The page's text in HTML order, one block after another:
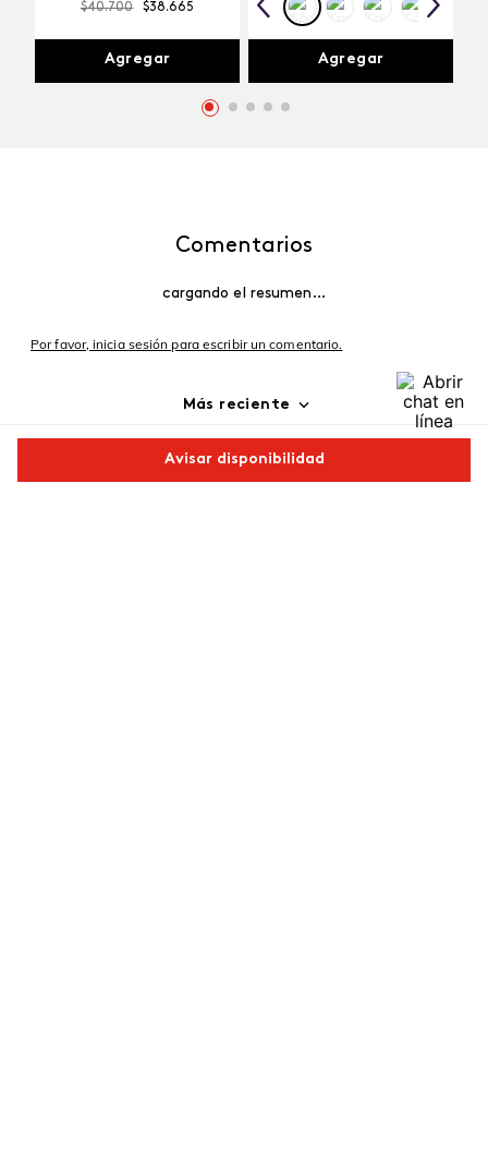
Avisar disponibilidad
$40.700 $38.665
Agregar Agregar
Comentarios
cargando el resumen…
Por favor, inicia sesión para escribir un comentario.
Más reciente
Cargando comentarios…